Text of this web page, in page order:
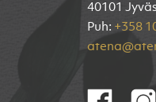
40101
Puh: +358